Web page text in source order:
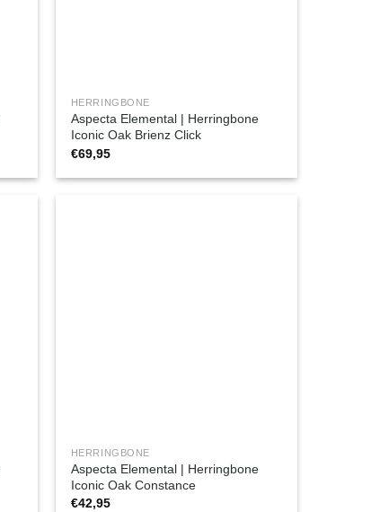
HERRINGBONE
Aspecta Elemental | Herringbone
Iconic Oak Brienz Click
€69,95
HERRINGBONE
Aspecta Elemental | Herringbone
Iconic Oak Constance
€42,95